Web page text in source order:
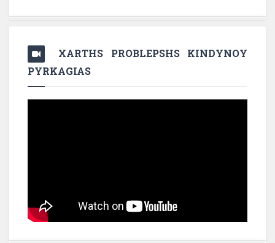
XARTHS PROBLEPSHS KINDYNOY
PYRKAGIAS